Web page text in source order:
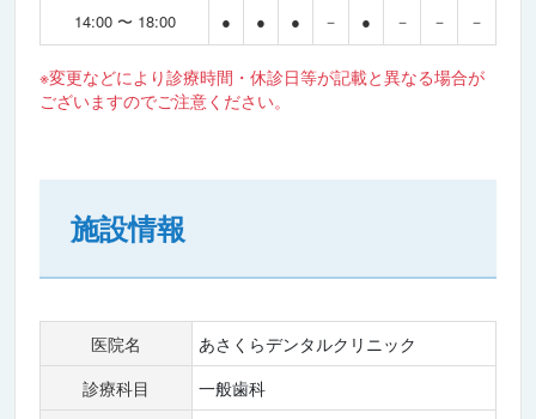
14:00 〜 18:00 ● ● ● － ● － － －
※変更などにより診療時間・休診日等が記載と異なる場合が
ございますのでご注意ください。
施設情報
医院名
あさくらデンタルクリニック
診療科目
一般歯科